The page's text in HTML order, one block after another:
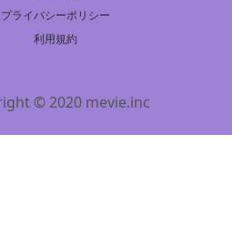
プライバシーポリシー
利用規約
© 2020 mevie.inc